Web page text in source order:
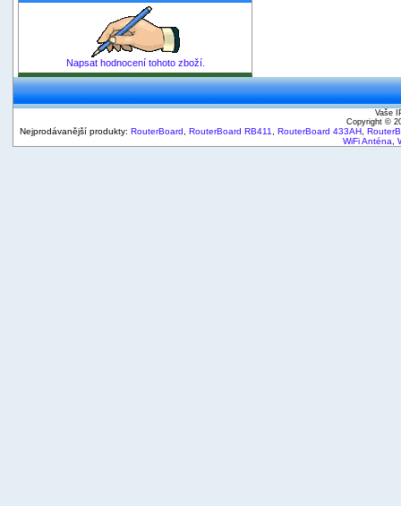
Napsat hodnocení tohoto zboží.
Vaše
Copyright ©
Nejprodávanější produkty: RouterBoard RouterBoard RB411 RouterBoard 433AH
WiFi Anténa